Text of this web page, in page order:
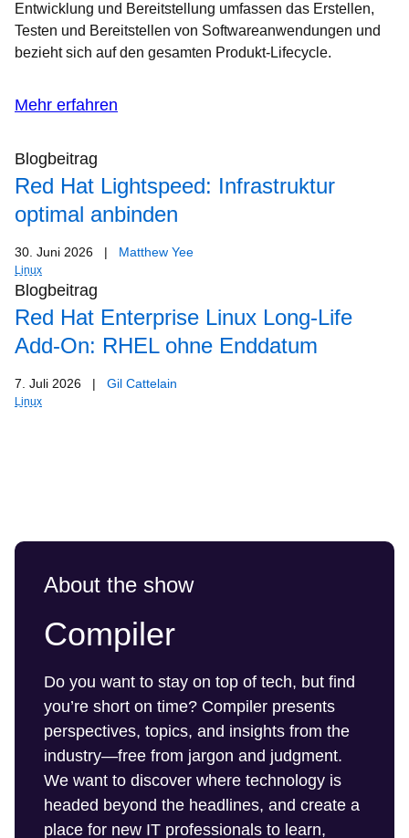
Entwicklung und Bereitstellung umfassen das Erstellen,
Testen und Bereitstellen von Softwareanwendungen und
bezieht sich auf den gesamten Produkt-Lifecycle.
Mehr erfahren
Blogbeitrag
Red Hat Lightspeed: Infrastruktur
optimal anbinden
30. Juni 2026 | Matthew Yee
Linux
Blogbeitrag
Red Hat Enterprise Linux Long-Life
Add-On: RHEL ohne Enddatum
7. Juli 2026 | Gil Cattelain
Linux
About the show
Compiler
Do you want to stay on top of tech, but find
you’re short on time? Compiler presents
perspectives, topics, and insights from the
industry—free from jargon and judgment.
We want to discover where technology is
headed beyond the headlines, and create a
place for new IT professionals to learn,